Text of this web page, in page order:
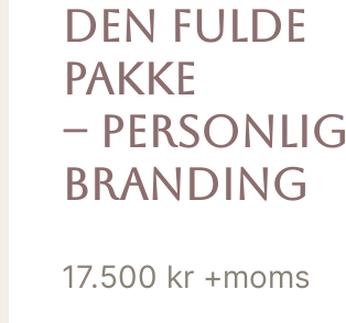
Den fulde
pakke
– Personlig
branding
17.500 kr +moms